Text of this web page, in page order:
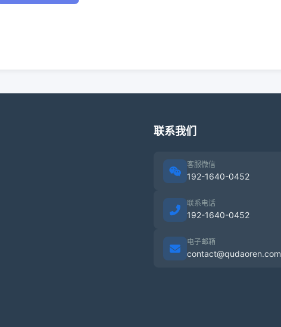
联系我们
客服微信
192-1640-0452
联系电话
192-1640-0452
电子邮箱
contact@qudaoren.com